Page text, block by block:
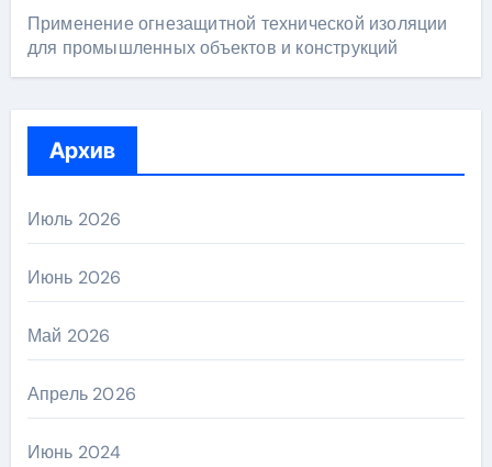
Применение огнезащитной технической изоляции
для промышленных объектов и конструкций
Архив
Июль 2026
Июнь 2026
Май 2026
Апрель 2026
Июнь 2024